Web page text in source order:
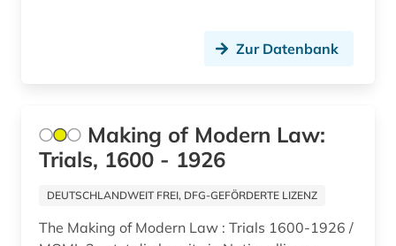
asien-pazifik (1)
astrophysik (1)
Zur Datenbank
Making of Modern Law:
Trials, 1600 - 1926
DEUTSCHLANDWEIT FREI, DFG-GEFÖRDERTE LIZENZ
The Making of Modern Law : Trials 1600-1926 /